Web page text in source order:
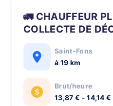
🚛 CHAUFFEUR PL BOM (H/F) –
COLLECTE DE
Saint-Fons
à 19 km
Brut/heure
13,87 € - 14,14 €